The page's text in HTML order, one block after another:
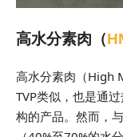
高水分素肉（
高水分素肉（High
TVP类似，也是通
构的产品。然而，